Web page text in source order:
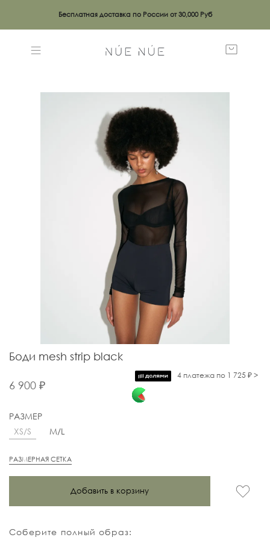
Бесплатная доставка по России от 30,000 Руб
Боди mesh strip black
6 900 ₽
4 платежа по 1 725 ₽ >
РАЗМЕР
XS/S
M/L
РАЗМЕРНАЯ СЕТКА
Добавить в корзину
Соберите полный образ: